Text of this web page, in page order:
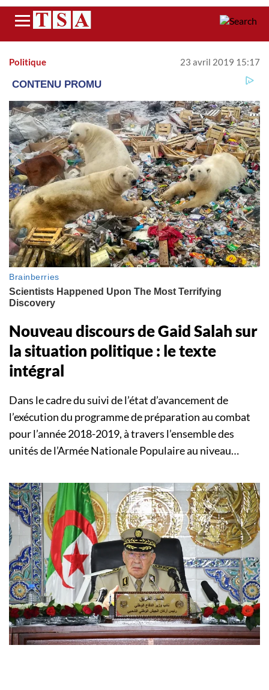
Menu
Politique 23 avril 2019 15:17
Nouveau discours de Gaid Salah sur
la situation politique : le texte
intégral
Dans le cadre du suivi de l’état d’avancement de
l’exécution du programme de préparation au combat
pour l’année 2018-2019, à travers l’ensemble des
unités de l’Armée Nationale Populaire au niveau…